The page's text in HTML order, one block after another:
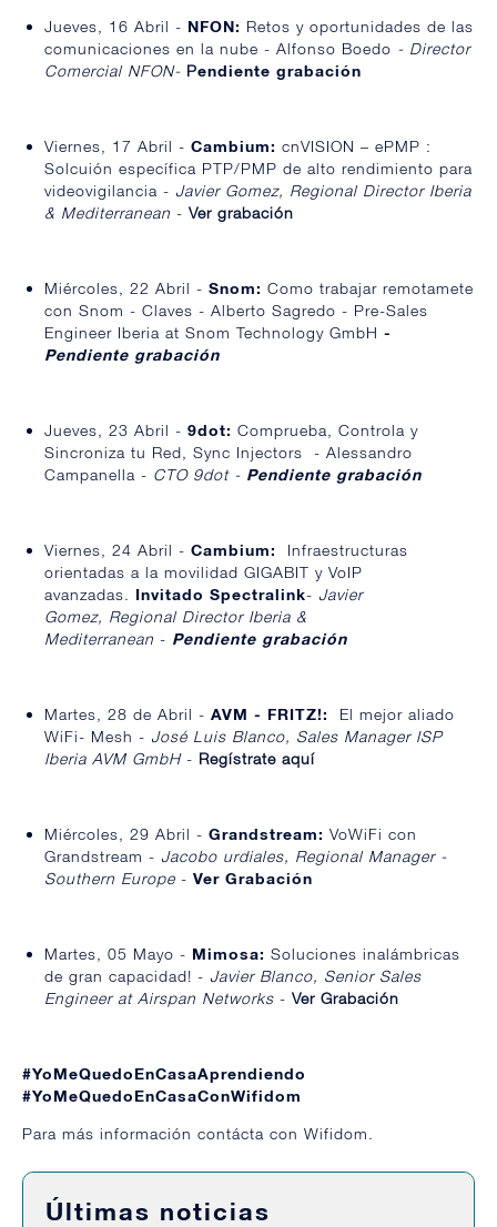
Jueves, 16 Abril - NFON: Retos y oportunidades de las
comunicaciones en la nube - Alfonso Boedo - Director
Comercial NFON- Pendiente grabación
Viernes, 17 Abril - Cambium: cnVISION – ePMP :
Solcuión específica PTP/PMP de alto rendimiento para
videovigilancia - Javier Gomez, Regional Director Iberia
& Mediterranean - Ver grabación
Miércoles, 22 Abril - Snom: Como trabajar remotamete
con Snom - Claves - Alberto Sagredo - Pre-Sales
Engineer Iberia at Snom Technology GmbH -
Pendiente grabación
Jueves, 23 Abril - 9dot: Comprueba, Controla y
Sincroniza tu Red, Sync Injectors - Alessandro
Campanella - CTO 9dot - Pendiente grabación
Viernes, 24 Abril - Cambium:
Infraestructuras
orientadas a la movilidad GIGABIT y VoIP
avanzadas. Invitado Spectralink- Javier
Gomez, Regional Director Iberia &
Mediterranean - Pendiente grabación
Martes, 28 de Abril - AVM - FRITZ!:
El mejor aliado
WiFi- Mesh - José Luis Blanco, Sales Manager ISP
Iberia AVM GmbH - Regístrate aquí
Miércoles, 29 Abril - Grandstream: VoWiFi con
Grandstream - Jacobo urdiales, Regional Manager -
Southern Europe - Ver Grabación
Martes, 05 Mayo - Mimosa: Soluciones inalámbricas
de gran capacidad! - Javier Blanco, Senior Sales
Engineer at Airspan Networks - Ver Grabación
#YoMeQuedoEnCasaAprendiendo
#YoMeQuedoEnCasaConWifidom
Para más información contácta con Wifidom.
Últimas noticias